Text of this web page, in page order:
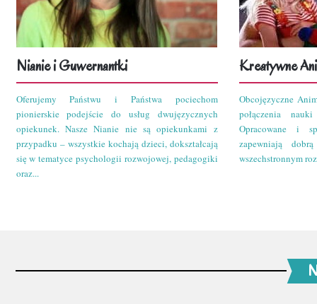
Nianie i Guwernantki
Oferujemy Państwu i Państwa pociechom
pionierskie podejście do usług dwujęzycznych
opiekunek. Nasze Nianie nie są opiekunkami z
przypadku – wszystkie kochają dzieci, dokształcają
się w tematyce psychologii rozwojowej, pedagogiki
oraz...
Kreatywne
Obcojęzyczne
połączenia
Opracowane i
zapewniają
wszechstronnym